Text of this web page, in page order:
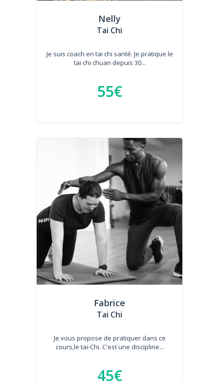
Nelly
Tai Chi
Je suis coach en tai chi santé. Je pratique le
tai chi chuan depuis 30...
55€
Fabrice
Tai Chi
Je vous propose de pratiquer dans ce
cours,le tai-Chi. C'est une discipline...
45€